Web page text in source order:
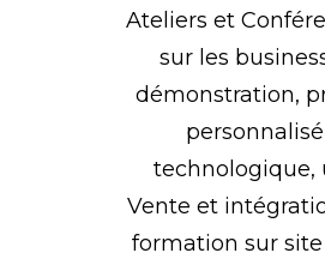
Ateliers et
sur les
démonstration,
technologique,
Vente et
formation sur